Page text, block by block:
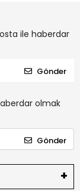
ile haberdar
Gönder
olmak
Gönder